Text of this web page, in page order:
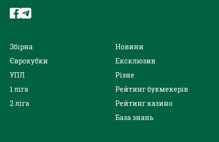
Збірна
Єврокубки
УПЛ
1 ліга
2 ліга
Новини
Ексклюзив
Різне
Рейтинг букмекерів
Рейтинг казино
База знань